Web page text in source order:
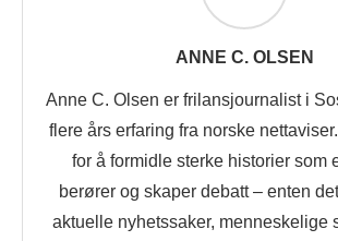
ANNE C. OLSEN
Anne C. Olsen er frilansjournalist i
flere års erfaring fra norske
for å formidle sterke historier som
berører og skaper debatt – enten
aktuelle nyhetssaker, menneskelige